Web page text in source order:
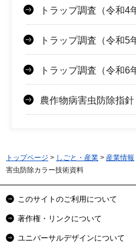
トラップ調査（令和4
トラップ調査（令和5
トラップ調査（令和6
農作物病害虫防除指針
トップページ > しごと・産業 > 産業情報
害虫防除カラー技術資料
このサイトのご利用について
著作権・リンクについて
ユニバーサルデザインについて